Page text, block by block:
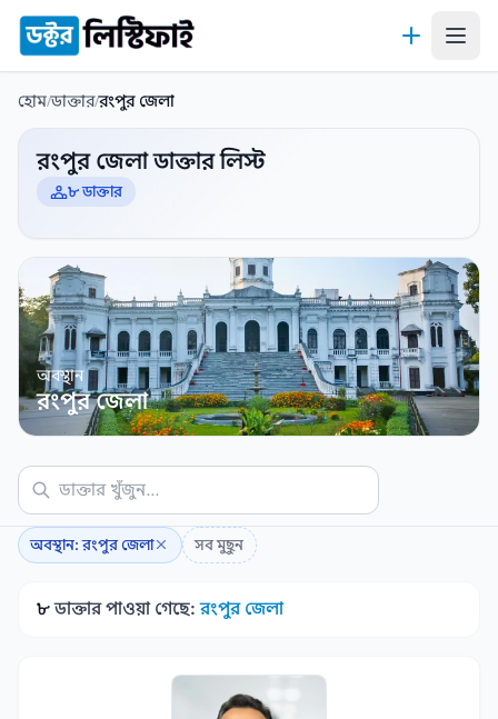
কন্টেন্টে যান
হোম/ডাক্তার/রংপুর জেলা
রংপুর জেলা ডাক্তার লিস্ট
৮ ডাক্তার
অবস্থান
রংপুর জেলা
অবস্থান: রংপুর জেলা সব মুছুন
৮ডাক্তার পাওয়া গেছে:রংপুর জেলা